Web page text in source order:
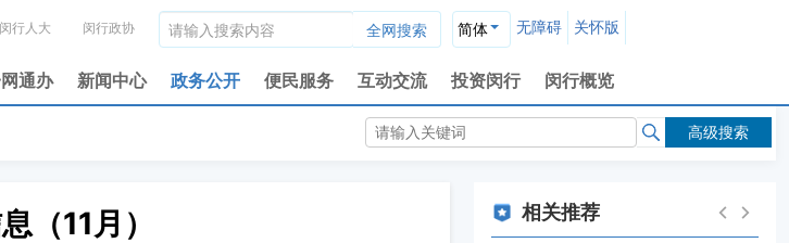
闵行人大 闵行政协 简体 无障碍 关怀版
通办 新闻中心 政务公开 便民服务 互动交流 投资闵行 闵行概览
高级搜索
（11月） 相关推荐